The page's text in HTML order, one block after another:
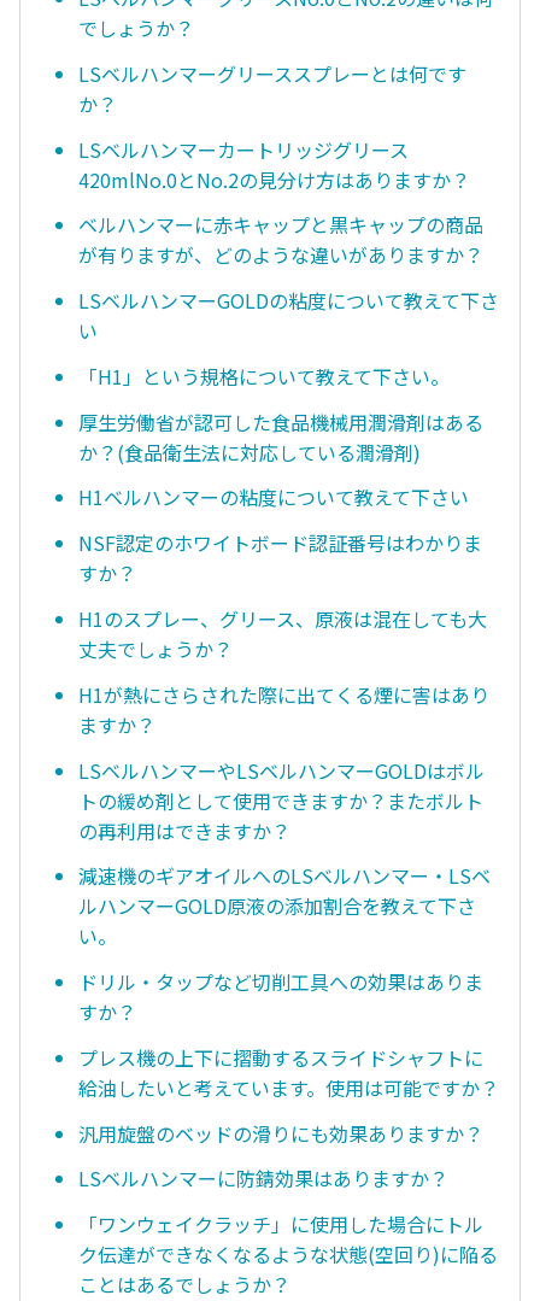
でしょうか？
LSベルハンマーグリーススプレーとは何です
か？
LSベルハンマーカートリッジグリース
420mlNo.0とNo.2の見分け方はありますか？
ベルハンマーに赤キャップと黒キャップの商品
が有りますが、どのような違いがありますか？
LSベルハンマーGOLDの粘度について教えて下さ
い
「H1」という規格について教えて下さい。
厚生労働省が認可した食品機械用潤滑剤はある
か？(食品衛生法に対応している潤滑剤)
H1ベルハンマーの粘度について教えて下さい
NSF認定のホワイトボード認証番号はわかりま
すか？
H1のスプレー、グリース、原液は混在しても大
丈夫でしょうか？
H1が熱にさらされた際に出てくる煙に害はあり
ますか？
LSベルハンマーやLSベルハンマーGOLDはボル
トの緩め剤として使用できますか？またボルト
の再利用はできますか？
減速機のギアオイルへのLSベルハンマー・LSベ
ルハンマーGOLD原液の添加割合を教えて下さ
い。
ドリル・タップなど切削工具への効果はありま
すか？
プレス機の上下に摺動するスライドシャフトに
給油したいと考えています。使用は可能ですか？
汎用旋盤のベッドの滑りにも効果ありますか？
LSベルハンマーに防錆効果はありますか？
「ワンウェイクラッチ」に使用した場合にトル
ク伝達ができなくなるような状態(空回り)に陥る
ことはあるでしょうか？